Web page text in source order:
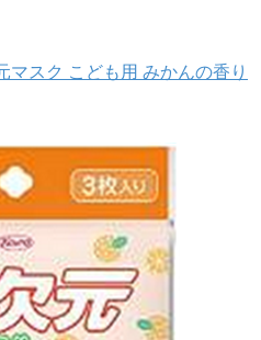
マスク こども用 みかんの香り